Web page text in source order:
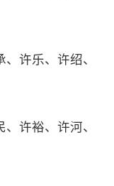
许乐、许绍、
许裕、许河、